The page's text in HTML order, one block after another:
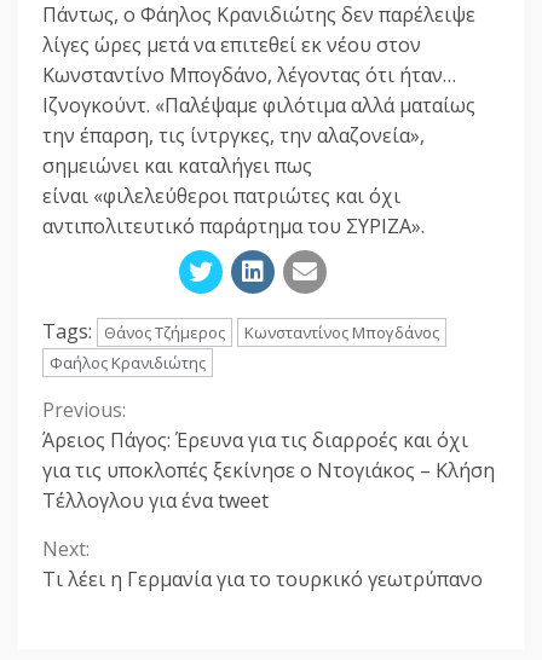
Πάντως, ο Φάηλος Κρανιδιώτης δεν παρέλειψε
λίγες ώρες μετά να επιτεθεί εκ νέου στον
Κωνσταντίνο Μπογδάνο, λέγοντας ότι ήταν…
Ιζνογκούντ. «Παλέψαμε φιλότιμα αλλά ματαίως
την έπαρση, τις ίντργκες, την αλαζονεία»,
σημειώνει και καταλήγει πως
είναι «φιλελεύθεροι πατριώτες και όχι
αντιπολιτευτικό παράρτημα του ΣΥΡΙΖΑ».
Tags: Θάνος Τζήμερος
Κωνσταντίνος Μπογδάνος
Φαήλος Κρανιδιώτης
Continue
Reading
Previous:
Άρειος Πάγος: Έρευνα για τις διαρροές και όχι
για τις υποκλοπές ξεκίνησε ο Ντογιάκος – Κλήση
Τέλλογλου για ένα tweet
Next:
Tι λέει η Γερμανία για το τουρκικό γεωτρύπανο